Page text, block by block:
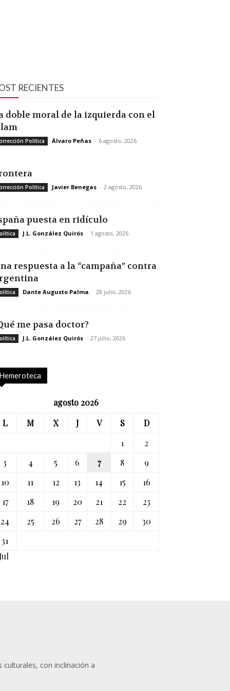
RECIENTES
doble moral de la izquierda con el
Política Álvaro Peñas - 6 agosto, 2026
Política Javier Benegas - 2 agosto, 2026
puesta en ridículo
J.L. González Quirós - 1 agosto, 2026
respuesta a la “campaña” contra
Dante Augusto Palma - 28 julio, 2026
me pasa doctor?
J.L. González Quirós - 27 julio, 2026
Hemeroteca
agosto 2026
L
M X J V S
D
1
2
3
4 5 6 7 8
9
10
11 12 13 14 15
16
17
18 19 20 21 22
23
24
25 26 27 28 29
30
31
con inclinación a